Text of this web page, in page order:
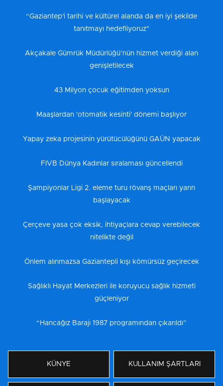
“Gaziantep'i tarihi ve kültürel alanda da en iyi şekilde
tanıtmayı hedefliyoruz"
Akçakale Gümrük Müdürlüğü’nün hizmet verdiği alan
genişletilecek
43 Milyon çocuk eğitimden yoksun
Maaşlardan 'otomatik kesinti' dönemi başlıyor
Yapay zeka projesinin yürütücülüğünü GAÜN yapacak
FIVB Dünya Kadınlar sıralaması güncellendi
Şampiyonlar Ligi 2. eleme turu rövanş maçları yarın
başlayacak
Çerçeve yasa çok eksik, ihtiyaçlara cevap verebilecek
nitelikte değil
Önlem alınmazsa Gaziantepli kışı kömürsüz geçirecek
Sağlıklı Hayat Merkezleri ile koruyucu sağlık hizmeti
güçleniyor
“Hancağız Barajı 1987 programından çıkarıldı”
KÜNYE KULLANIM ŞARTLARI